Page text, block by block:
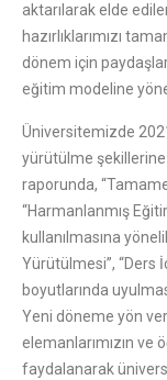
aktarılarak elde
hazırlıklarımızı
dönem için
eğitim modeline
Üniversitemizde
yürütülme
raporunda,
“Harmanlanmış
kullanılmasına
Yürütülmesi”, “Ders
boyutlarında
Yeni döneme yön
elemanlarımızın ve
faydalanarak